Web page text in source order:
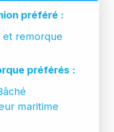
préféré :
et remorque
préférés :
maritime